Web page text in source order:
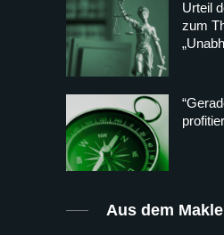
Urteil
zum
Aus dem